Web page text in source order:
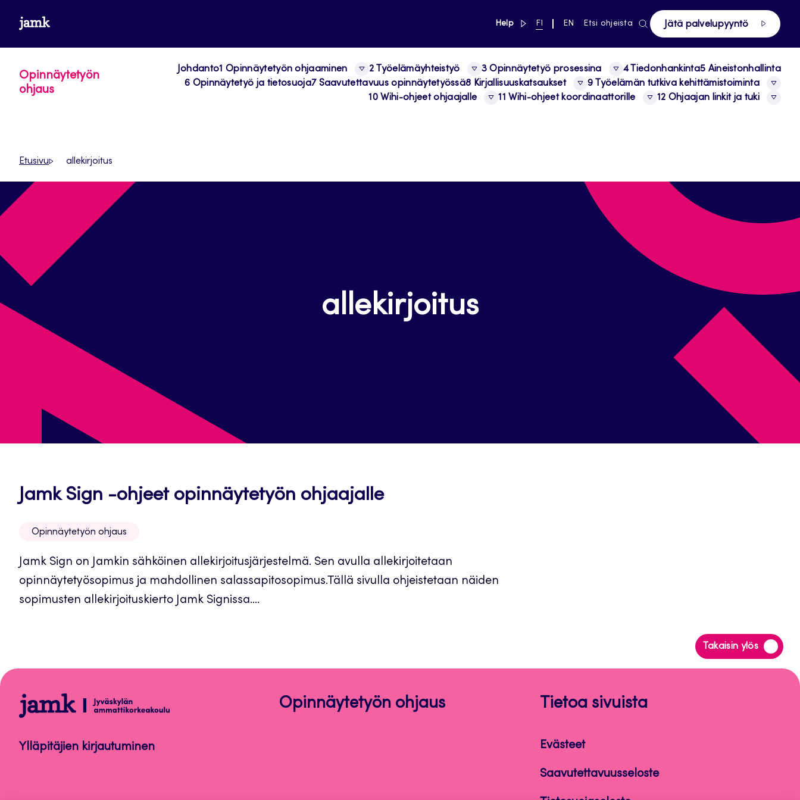
suoraan
sisältöön
www.jamk.fi Help linkki pääsivustolle
NYKYINEN
FI
VAIHDA
EN Etsi ohjeista Jätä palvelupyyntö
Opinnäytetyön
ohjaus
Johdanto1 Opinnäytetyön ohjaaminen 2 Työelämäyhteistyö 3 Opinnäytetyö prosessina 4 Tiedonhankinta5 Aineistonhallinta
6 Opinnäytetyö ja tietosuoja7 Saavutettavuus opinnäytetyössä8 Kirjallisuuskatsaukset
9 Työelämän tutkiva kehittämistoiminta
10 Wihi-ohjeet ohjaajalle
11 Wihi-ohjeet koordinaattorille 12 Ohjaajan linkit ja tuki
Etusivu allekirjoitus
allekirjoitus
Jamk Sign -ohjeet opinnäytetyön ohjaajalleAvautuu
Opinnäytetyön ohjaus
Jamk Sign on Jamkin sähköinen allekirjoitusjärjestelmä. Sen avulla allekirjoitetaan
opinnäytetyösopimus ja mahdollinen salassapitosopimus.Tällä sivulla ohjeistetaan näiden
sopimusten allekirjoituskierto Jamk Signissa....
Takaisin ylös
Siirry
takaisin
Opinnäytetyön
ohjaus
Ylläpitäjien kirjautuminen
Opinnäytetyön ohjaus Tietoa sivuista
Evästeet
Saavutettavuusseloste